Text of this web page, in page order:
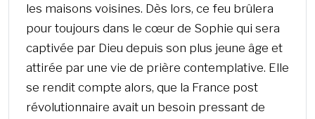
les maisons voisines. Dès lors, ce feu brûlera
pour toujours dans le cœur de Sophie qui sera
captivée par Dieu depuis son plus jeune âge et
attirée par une vie de prière contemplative. Elle
se rendit compte alors, que la France post
révolutionnaire avait un besoin pressant de